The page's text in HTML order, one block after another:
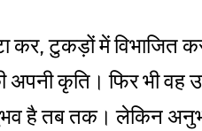
टुकड़ों में विभाजित
कृति। फिर भी वह
है तब तक। लेकिन